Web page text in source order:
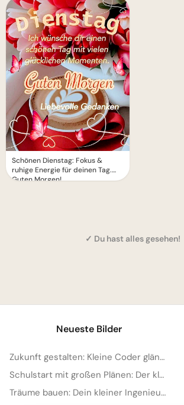
Schönen Dienstag: Fokus &
ruhige Energie für deinen Tag.
Guten Morgen!
✓ Du hast alles gesehen!
Neueste Bilder
Zukunft gestalten: Kleine Coder glänzen für Instagram
Schulstart mit großen Plänen: Der kleine Architekt erobert Pinterest!
Träume bauen: Dein kleiner Ingenieur startet durch – perfekt für WhatsApp!